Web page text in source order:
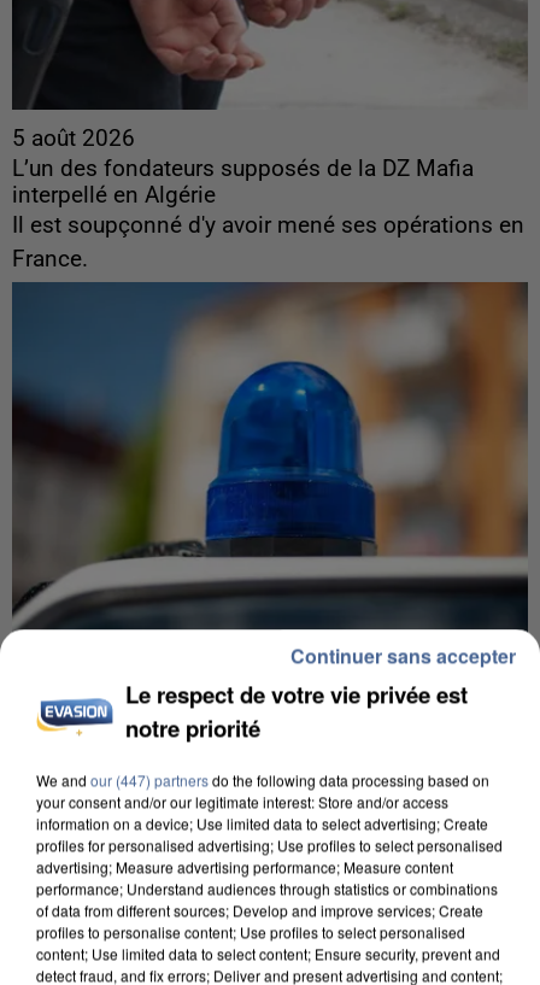
5 août 2026
L’un des fondateurs supposés de la DZ Mafia
interpellé en Algérie
Il est soupçonné d'y avoir mené ses opérations en
France.
5 août 2026
Une enquête ouverte à Marseille après la
Trois personnes ont été placées en garde à vue.
Le respect de votre vie privée est
notre priorité
We and our (447) partnersdo the following data processing based on
your consent and/or our legitimate interest: Store and/or access
information on a device; Use limited data to select advertising; Create
profiles for personalised advertising; Use profiles to select personalised
advertising; Measure advertising performance; Measure content
performance; Understand audiences through statistics or combinations
of data from different sources; Develop and improve services; Create
profiles to personalise content; Use profiles to select personalised
content; Use limited data to select content; Ensure security, prevent and
detect fraud, and fix errors; Deliver and present advertising and content;
Continuer sans accepter